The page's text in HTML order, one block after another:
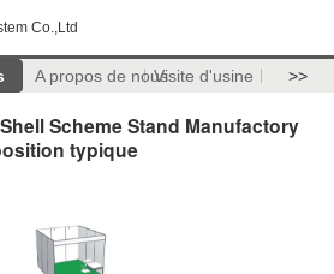
Co.,Ltd
A propos de nousVisite d'usine >>
Shell Scheme Stand Manufactory
typique